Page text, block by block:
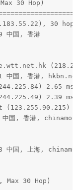
30 Hop)
30
中国, 香港
中国, 香港, hkbn.net
2.65 ms
2.39 ms
国, 香港,
中国, 上海,
Max 30 Hop)